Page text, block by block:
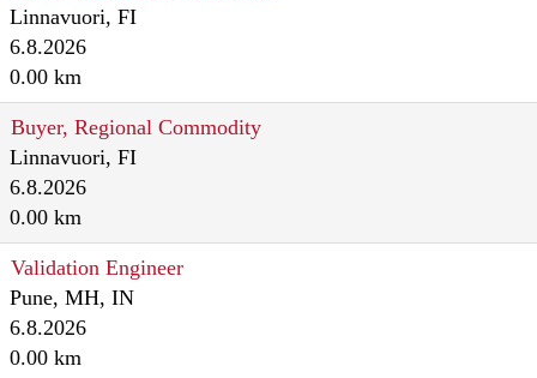
Linnavuori, FI
6.8.2026
0.00 km
Buyer, Regional Commodity
Linnavuori, FI
6.8.2026
0.00 km
Validation Engineer
Pune, MH, IN
6.8.2026
0.00 km